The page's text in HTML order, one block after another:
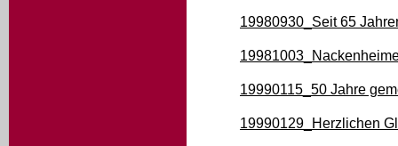
19980930_Seit 65
19990115_50 Jahre
19990129_Herzlichen